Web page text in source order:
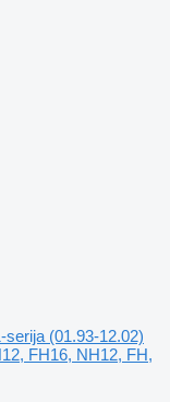
serija (01.93-12.02)
FH16, NH12, FH,